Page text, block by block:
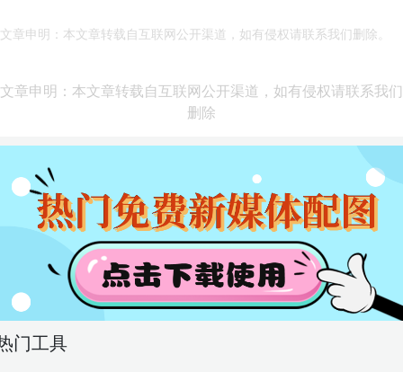
文章申明：本文章转载自互联网公开渠道，如有侵权请联系我们删除。
文章申明：本文章转载自互联网公开渠道，如有侵权请联系我们
删除
门工具